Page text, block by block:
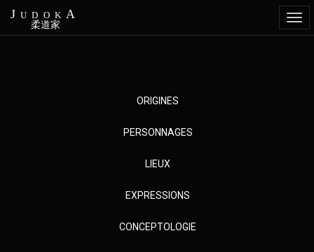
JudokA
柔道家
ORIGINES
PERSONNAGES
LIEUX
EXPRESSIONS
CONCEPTOLOGIE